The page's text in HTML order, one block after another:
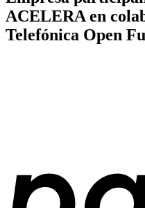
ACELERA en
Telefónica Open